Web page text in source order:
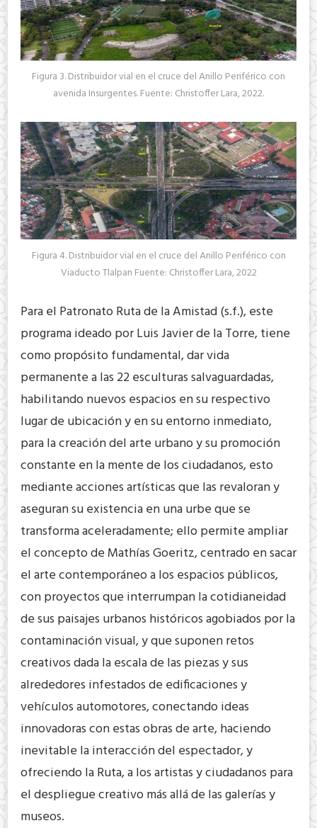
Figura 3. Distribuidor vial en el cruce del Anillo Periférico con
avenida Insurgentes. Fuente: Christoffer Lara, 2022.
Figura 4. Distribuidor vial en el cruce del Anillo Periférico con
Viaducto Tlalpan Fuente: Christoffer Lara, 2022
Para el Patronato Ruta de la Amistad (s.f.), este
programa ideado por Luis Javier de la Torre, tiene
como propósito fundamental, dar vida
permanente a las 22 esculturas salvaguardadas,
habilitando nuevos espacios en su respectivo
lugar de ubicación y en su entorno inmediato,
para la creación del arte urbano y su promoción
constante en la mente de los ciudadanos, esto
mediante acciones artísticas que las revaloran y
aseguran su existencia en una urbe que se
transforma aceleradamente; ello permite ampliar
el concepto de Mathías Goeritz, centrado en sacar
el arte contemporáneo a los espacios públicos,
con proyectos que interrumpan la cotidianeidad
de sus paisajes urbanos históricos agobiados por la
contaminación visual, y que suponen retos
creativos dada la escala de las piezas y sus
alrededores infestados de edificaciones y
vehículos automotores, conectando ideas
innovadoras con estas obras de arte, haciendo
inevitable la interacción del espectador, y
ofreciendo la Ruta, a los artistas y ciudadanos para
el despliegue creativo más allá de las galerías y
museos.